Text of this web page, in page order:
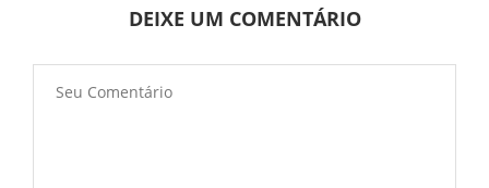
DEIXE UM COMENTÁRIO